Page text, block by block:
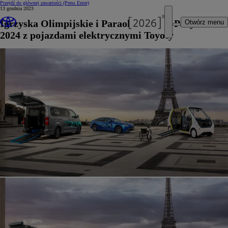
Przejdź do głównej zawartości (Press Enter)
Otwórz menu
13 grudnia 2023
Igrzyska Olimpijskie i Paraolimpijskie Paryż
2024 z pojazdami elektrycznymi Toyoty